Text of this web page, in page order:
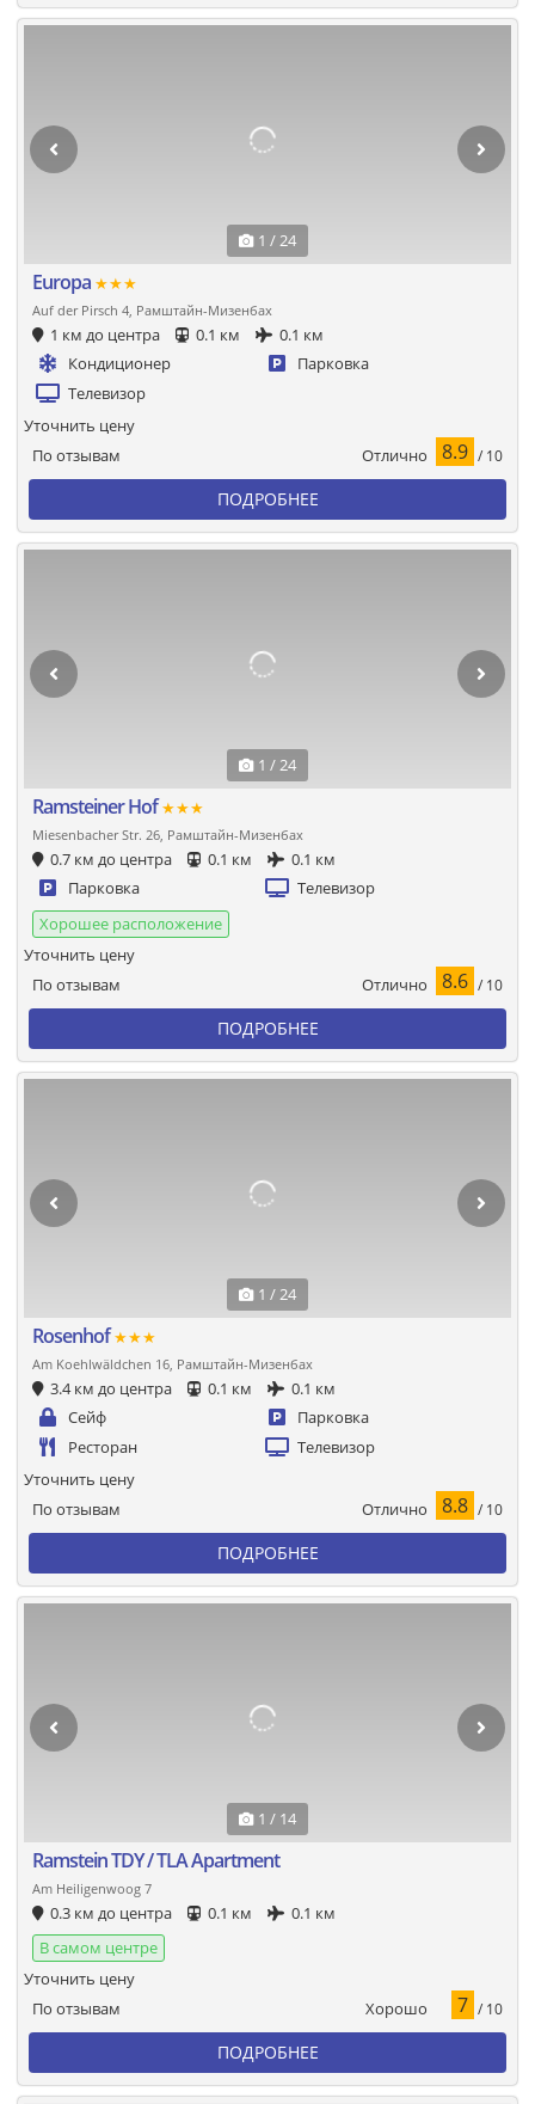
1 / 24
Europa ★★★
Auf der Pirsch 4, Рамштайн-Мизенбах
1 км до центра 0.1 км
0.1 км
Кондиционер
Парковка
Телевизор
По отзывам Отлично 8.9 / 10
Уточнить цену
ПОДРОБНЕЕ
1 / 24
Ramsteiner Hof★★★
Miesenbacher Str. 26, Рамштайн-Мизенбах
0.7 км до центра 0.1 км
0.1 км
Парковка
Телевизор
Хорошее расположение
По отзывам Отлично 8.6 / 10
Уточнить цену
ПОДРОБНЕЕ
1 / 24
Rosenhof★★★
Am Koehlwäldchen 16, Рамштайн-Мизенбах
3.4 км до центра 0.1 км
0.1 км
Сейф
Парковка
Ресторан
Телевизор
По отзывам Отлично 8.8 / 10
Уточнить цену
ПОДРОБНЕЕ
1 / 14
Ramstein TDY / TLA Apartment
Am Heiligenwoog 7
0.3 км до центра 0.1 км
0.1 км
В самом центре
По отзывам Хорошо 7 / 10
Уточнить цену
ПОДРОБНЕЕ